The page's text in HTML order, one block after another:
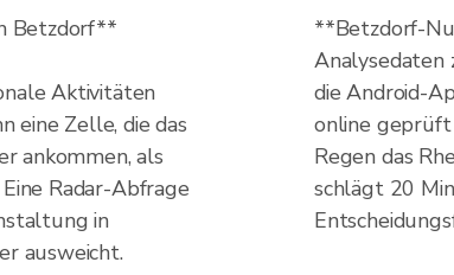
Betzdorf**
Aktivitäten
eine Zelle, die das
ankommen, als
Radar-Abfrage
in
ausweicht.
**Betzdorf-
Analysedaten
die Android-
online geprüft
Regen das
schlägt 20